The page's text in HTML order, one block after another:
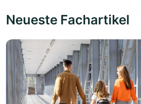
Neueste Fachartikel